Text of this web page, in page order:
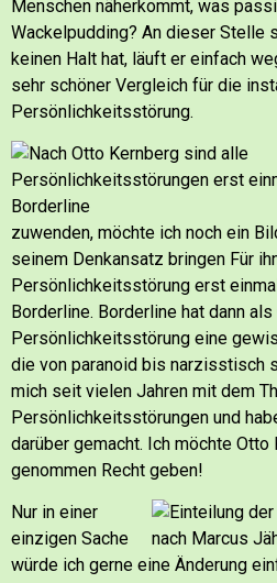
Menschen näherkommt, was
Wackelpudding? An dieser Stelle
keinen Halt hat, läuft er einfach
sehr schöner Vergleich für die
Persönlichkeitsstörung.
zuwenden, möchte ich noch ein
seinem Denkansatz bringen Für
Persönlichkeitsstörung erst
Borderline. Borderline hat dann
Persönlichkeitsstörung eine
die von paranoid bis narzisstisch
mich seit vielen Jahren mit dem
Persönlichkeitsstörungen und
darüber gemacht. Ich möchte Otto
genommen Recht geben!
Nur in einer
einzigen Sache
würde ich gerne eine Änderung